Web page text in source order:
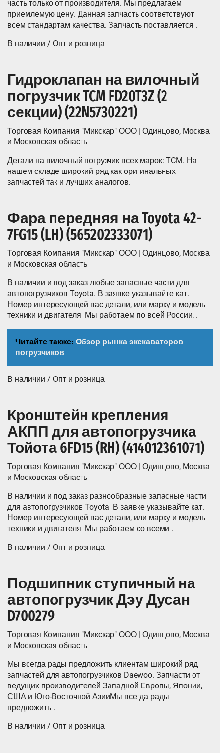
часть только от производителя. Мы предлагаем
приемлемую цену. Данная запчасть соответствуют
всем стандартам качества. Запчасть поставляется .
В наличии / Опт и розница
Гидроклапан на вилочный
погрузчик TCM FD20T3Z (2
секции) (22N5730221)
Торговая Компания "Микскар" ООО | Одинцово, Москва
и Московская область
Детали на вилочный погрузчик всех марок: TCM. На
нашем складе широкий ряд как оригинальных
запчастей так и лучших аналогов.
Фара передняя на Toyota 42-
7FG15 (LH) (565202333071)
Торговая Компания "Микскар" ООО | Одинцово, Москва
и Московская область
В наличии и под заказ любые запасные части для
автопогрузчиков Toyota. В заявке указывайте кат.
Номер интересующей вас детали, или марку и модель
техники и двигателя. Мы работаем по всей России, .
Читайте также: Обзор рынка экскаваторов-
погрузчиков
В наличии / Опт и розница
Кронштейн крепления
АКПП для автопогрузчика
Тойота 6FD15 (RH) (414012361071)
Торговая Компания "Микскар" ООО | Одинцово, Москва
и Московская область
В наличии и под заказ разнообразные запасные части
для автопогрузчиков Toyota. В заявке указывайте кат.
Номер интересующей вас детали, или марку и модель
техники и двигателя. Мы работаем со всеми .
В наличии / Опт и розница
Подшипник ступичный на
автопогрузчик Дэу Дусан
D700279
Торговая Компания "Микскар" ООО | Одинцово, Москва
и Московская область
Мы всегда рады предложить клиентам широкий ряд
запчастей для автопогрузчиков Daewoo. Запчасти от
ведущих производителей Западной Европы, Японии,
США и Юго-Восточной АзииМы всегда рады
предложить .
В наличии / Опт и розница